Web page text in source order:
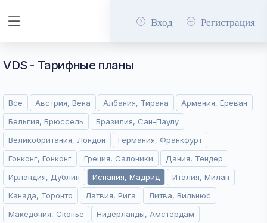
Вход Регистрация
VDS - Тарифные планы
Все Австрия, Вена Албания, Тирана
Армения, Ереван
Бельгия, Брюссель
Бразилия, Сан-Паулу
Великобритания, Лондон
Германия, Франкфурт
Гонконг, Гонконг
Греция, Салоники
Дания, Тендер
Ирландия, Дублин
Испания, Мадрид
Италия, Милан
Канада, Торонто
Латвия, Рига
Литва, Вильнюс
Македония, Скопье
Нидерланды, Амстердам